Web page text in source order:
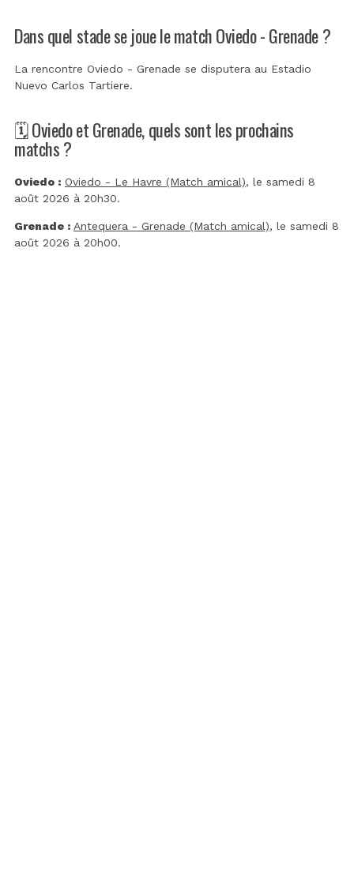
Dans quel stade se joue le match Oviedo - Grenade ?
La rencontre Oviedo - Grenade se disputera au Estadio
Nuevo Carlos Tartiere.
🗓️ Oviedo et Grenade, quels sont les prochains
matchs ?
Oviedo : Oviedo - Le Havre (Match amical), le samedi 8
août 2026 à 20h30.
Grenade : Antequera - Grenade (Match amical), le samedi 8
août 2026 à 20h00.